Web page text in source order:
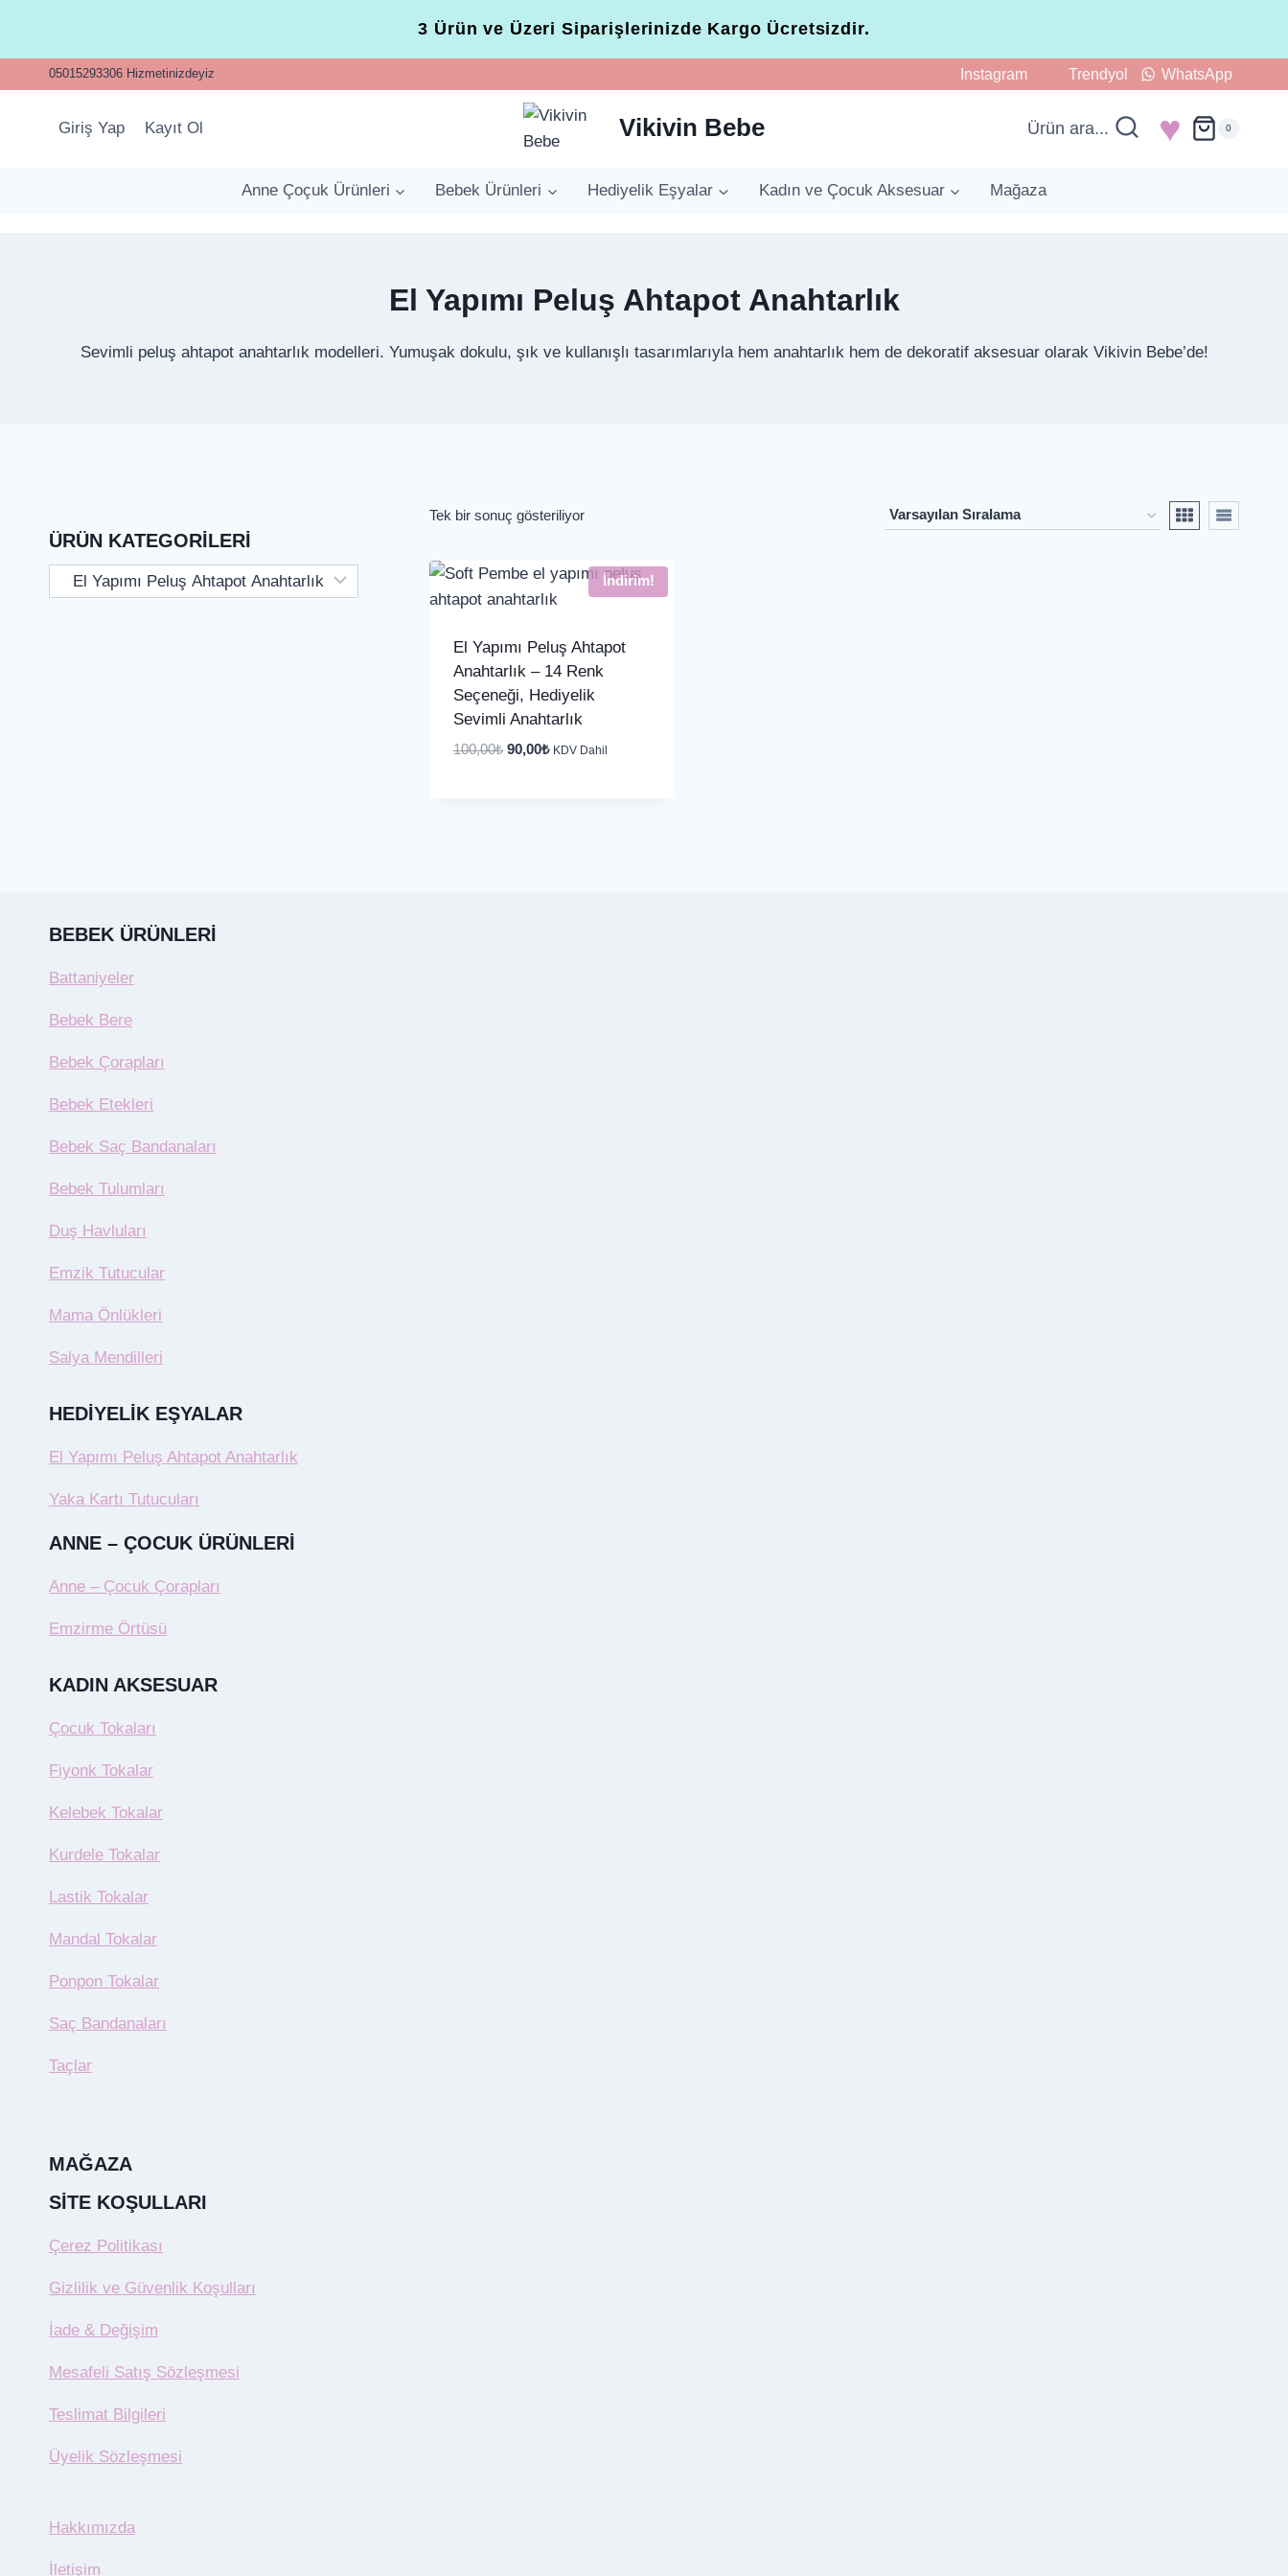
content
3 Ürün ve Üzeri Siparişlerinizde Kargo Ücretsizdir.
05015293306 Hizmetinizdeyiz Instagram Trendyol WhatsApp
Giriş Yap Kayıt Ol Vikivin Bebe Ürün ara... ♥ 0
Anne Çoçuk Ürünleri Bebek Ürünleri Hediyelik Eşyalar Kadın ve Çocuk Aksesuar Mağaza
El Yapımı Peluş Ahtapot Anahtarlık
Sevimli peluş ahtapot anahtarlık modelleri. Yumuşak dokulu, şık ve kullanışlı tasarımlarıyla hem anahtarlık hem de dekoratif aksesuar olarak Vikivin Bebe’de!
Tek bir sonuç gösteriliyor
İndirim!
El Yapımı Peluş Ahtapot
Anahtarlık – 14 Renk
Seçeneği, Hediyelik
Sevimli Anahtarlık
100,00₺ Orijinal
90,00₺Şu
KDV Dahil
ÜRÜN KATEGORILERI
BEBEK ÜRÜNLERI
Battaniyeler
Bebek Bere
Bebek Çorapları
Bebek Etekleri
Bebek Saç Bandanaları
Bebek Tulumları
Duş Havluları
Emzik Tutucular
Mama Önlükleri
Salya Mendilleri
HEDIYELIK EŞYALAR
El Yapımı Peluş Ahtapot Anahtarlık
Yaka Kartı Tutucuları
ANNE – ÇOCUK ÜRÜNLERI
Anne – Çocuk Çorapları
Emzirme Örtüsü
KADIN AKSESUAR
Çocuk Tokaları
Fiyonk Tokalar
Kelebek Tokalar
Kurdele Tokalar
Lastik Tokalar
Mandal Tokalar
Ponpon Tokalar
Saç Bandanaları
Taçlar
MAĞAZA
SITE KOŞULLARI
Çerez Politikası
Gizlilik ve Güvenlik Koşulları
İade & Değişim
Mesafeli Satış Sözleşmesi
Teslimat Bilgileri
Üyelik Sözleşmesi
Hakkımızda
İletişim